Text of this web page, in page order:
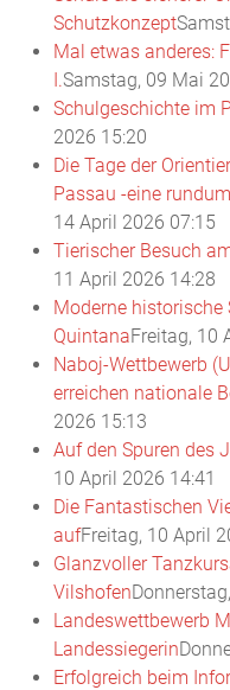
Schutzkonzept
Mal etwas anderes:
I.Samstag, 09 Mai
Schulgeschichte im
2026 15:20
Die Tage der
Passau -eine
14 April 2026 07:15
Tierischer Besuch
11 April 2026 14:28
Moderne historische
QuintanaFreitag, 10
Naboj-Wettbewerb
erreichen nationale
2026 15:13
Auf den Spuren des
10 April 2026 14:41
Die Fantastischen
aufFreitag, 10 April
Glanzvoller
Vilshofen
Landeswettbewerb
Landessiegerin
Erfolgreich beim